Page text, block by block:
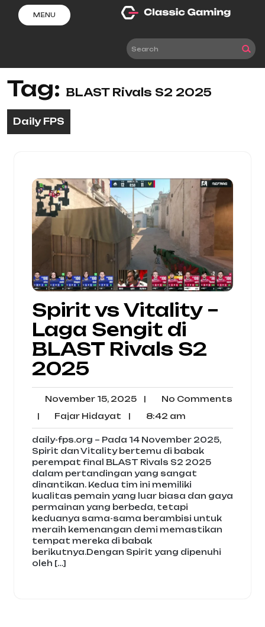
content
MENU
Tag: BLAST Rivals S2 2025
Daily FPS
Spirit vs Vitality –
Laga Sengit di
BLAST Rivals S2
2025
November 15, 2025November
2025
| No CommentsNo
| Fajar Hidayat Fajar
Hidayat
| 8:42 am8:42
am
daily-fps.org – Pada 14 November 2025,
Spirit dan Vitality bertemu di babak
perempat final BLAST Rivals S2 2025
dalam pertandingan yang sangat
dinantikan. Kedua tim ini memiliki
kualitas pemain yang luar biasa dan gaya
permainan yang berbeda, tetapi
keduanya sama-sama berambisi untuk
meraih kemenangan demi memastikan
tempat mereka di babak
berikutnya.Dengan Spirit yang dipenuhi
oleh […]